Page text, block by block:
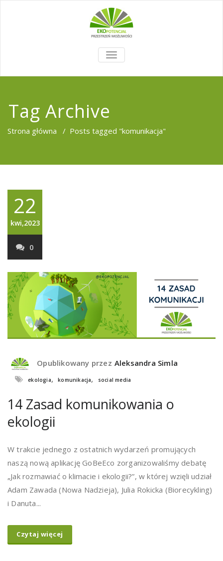
TOGGLE
NAVIGATION
Tag Archive
Strona główna / Posts tagged "komunikacja"
22
kwi,2023
0
Opublikowany przez Aleksandra Simla
ekologia, komunikacja, social media
14 Zasad komunikowania o
ekologii
W trakcie jednego z ostatnich wydarzeń promujących
naszą nową aplikację GoBeEco zorganizowaliśmy debatę
„Jak rozmawiać o klimacie i ekologii?”, w której wzięli udział
Adam Zawada (Nowa Nadzieja), Julia Rokicka (Biorecykling)
i Danuta...
Czytaj więcej